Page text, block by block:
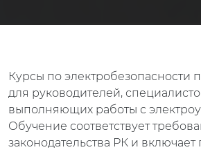
Курсы по электробезопасности
для руководителей,
выполняющих работы с
Обучение соответствует
законодательства РК и